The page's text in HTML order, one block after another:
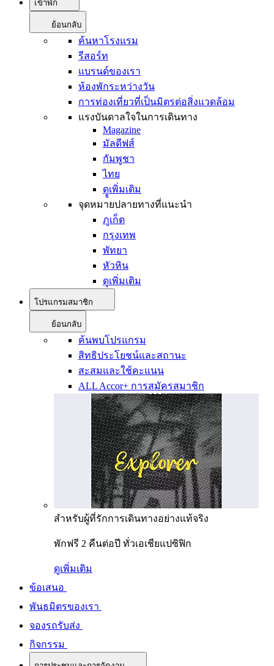
เข้าพัก
ย้อนกลับ
ค้นหาโรงแรม
รีสอร์ท
แบรนด์ของเรา
ห้องพักระหว่างวัน
การท่องเที่ยวที่เป็นมิตรต่อสิ่งแวดล้อม
แรงบันดาลใจในการเดินทาง
Magazine
มัลดีฟส์
กัมพูชา
ไทย
ดููเพิ่มเติม
จุดหมายปลายทางที่แนะนำ
ภูเก็ต
กรุงเทพ
พัทยา
หัวหิน
ดูเพิ่มเติม
โปรแกรมสมาชิก
ย้อนกลับ
ค้นพบโปรแกรม
สิทธิประโยชน์และสถานะ
สะสมและใช้คะแนน
ALL Accor+ การสมัครสมาชิก
สำหรับผู้ที่รักการเดินทางอย่างแท้จริง
พักฟรี 2 คืนต่อปี ทั่วเอเชียแปซิฟิก
ดูเพิ่มเติม
ข้อเสนอ
พันธมิตรของเรา
จองรถรับส่ง
กิจกรรม